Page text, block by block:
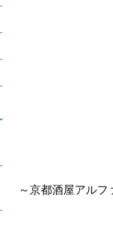
～京都酒屋アルフ